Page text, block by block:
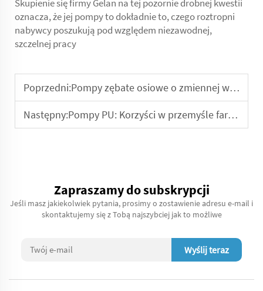
Skupienie się firmy Gelan na tej pozornie drobnej kwestii
oznacza, że jej pompy to dokładnie to, czego roztropni
nabywcy poszukują pod względem niezawodnej,
szczelnej pracy
Poprzedni:Pompy zębate osiowe o zmiennej wydajności: Przewodnik po rozwiązywaniu problemów dla początkujących
Następny:Pompy PU: Korzyści w przemyśle farmaceutycznym
Zapraszamy do subskrypcji
Jeśli masz jakiekolwiek pytania, prosimy o zostawienie adresu e-mail i
skontaktujemy się z Tobą najszybciej jak to możliwe
Wyślij teraz